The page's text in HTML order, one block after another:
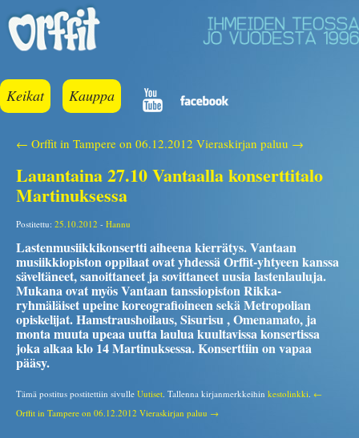
Keikat Kauppa
← Orffit in Tampere on 06.12.2012 Vieraskirjan paluu →
Lauantaina 27.10 Vantaalla konserttitalo
Martinuksessa
Postitettu: 25.10.2012 - Hannu
Lastenmusiikkikonsertti aiheena kierrätys. Vantaan
musiikkiopiston oppilaat ovat yhdessä Orffit-yhtyeen kanssa
säveltäneet, sanoittaneet ja sovittaneet uusia lastenlauluja.
Mukana ovat myös Vantaan tanssiopiston Rikka-
ryhmäläiset upeine koreografioineen sekä Metropolian
opiskelijat. Hamstraushoilaus, Sisurisu , Omenamato, ja
monta muuta upeaa uutta laulua kuultavissa konsertissa
joka alkaa klo 14 Martinuksessa. Konserttiin on vapaa
pääsy.
Tämä postitus postitettiin sivulle Uutiset . Tallenna kirjanmerkkeihin kestolinkki ←
Orffit in Tampere on 06.12.2012 Vieraskirjan paluu →